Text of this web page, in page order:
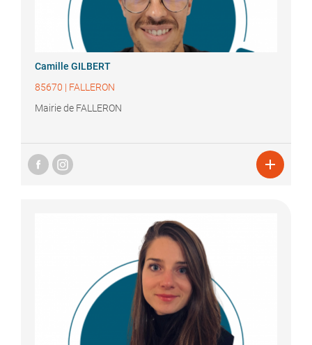
Camille GILBERT
85670 | FALLERON
Mairie de FALLERON
